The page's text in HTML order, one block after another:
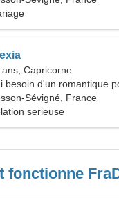
ans, Capricorne
besoin d'un romantique
Sévigné, France
serieuse
fonctionne